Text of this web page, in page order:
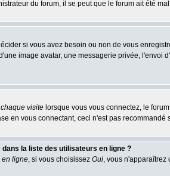
du forum, il se peut que le forum ait été
si vous avez besoin ou non de vous
image avatar, une messagerie privée,
visite lorsque vous vous connectez, le
en vous connectant, ceci n'est pas
la liste des utilisateurs en ligne ?
en ligne, si vous choisissez Oui, vous n'apparaîtrez